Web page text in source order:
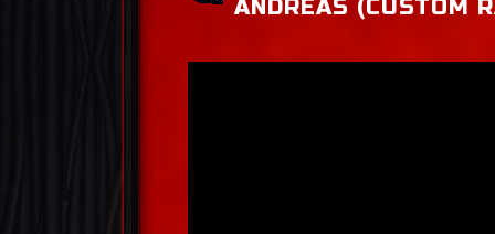
ANDREAS (CUSTOM